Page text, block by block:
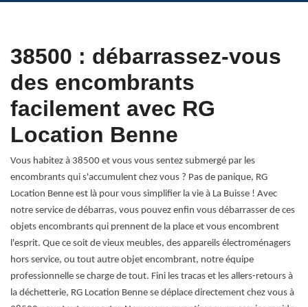
38500 : débarrassez-vous
des encombrants
facilement avec RG
Location Benne
Vous habitez à 38500 et vous vous sentez submergé par les
encombrants qui s'accumulent chez vous ? Pas de panique, RG
Location Benne est là pour vous simplifier la vie à La Buisse ! Avec
notre service de débarras, vous pouvez enfin vous débarrasser de ces
objets encombrants qui prennent de la place et vous encombrent
l'esprit. Que ce soit de vieux meubles, des appareils électroménagers
hors service, ou tout autre objet encombrant, notre équipe
professionnelle se charge de tout. Fini les tracas et les allers-retours à
la déchetterie, RG Location Benne se déplace directement chez vous à